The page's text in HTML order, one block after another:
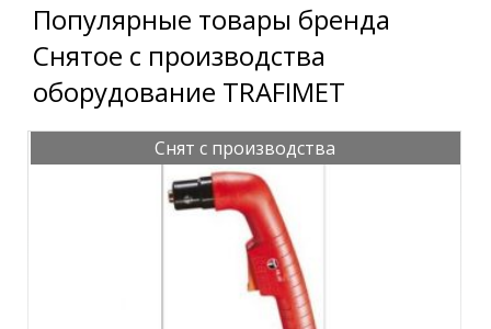
Популярные товары бренда
Снятое с производства
оборудование TRAFIMET
Снят с производства